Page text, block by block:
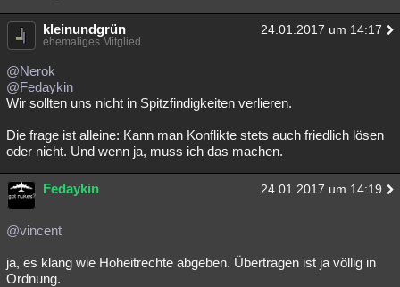
Philosophie Träume Orte Esoterik Literatur
Astronomie Helpdesk
Musik
Übersichten
Besucht Teilgenommen Alle Neue Geschlossen
Lesenswert Schlüsselwörter
kleinundgrün 24.01.2017 um 14:17
ehemaliges Mitglied
@Nerok
@Fedaykin
Wir sollten uns nicht in Spitzfindigkeiten verlieren.
Die frage ist alleine: Kann man Konflikte stets auch friedlich lösen
oder nicht. Und wenn ja, muss ich das machen.
Fedaykin 24.01.2017 um 14:19
@vincent
ja, es klang wie Hoheitrechte abgeben. Übertragen ist ja völlig in
Ordnung.